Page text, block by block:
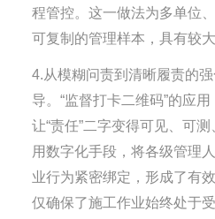
程管控。这一做法为多单位
可复制的管理样本，具有较大
4.从模糊问责到清晰履责的
导。“监督打卡二维码”的应
让“责任”二字变得可见、可
用数字化手段，将各级管理
业行为紧密绑定，形成了有
仅确保了施工作业始终处于